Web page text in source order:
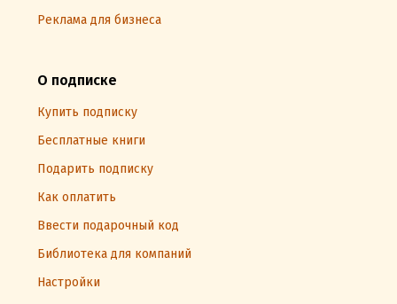
Реклама для бизнеса
О подписке
Купить подписку
Бесплатные книги
Подарить подписку
Как оплатить
Ввести подарочный код
Библиотека для компаний
Настройки